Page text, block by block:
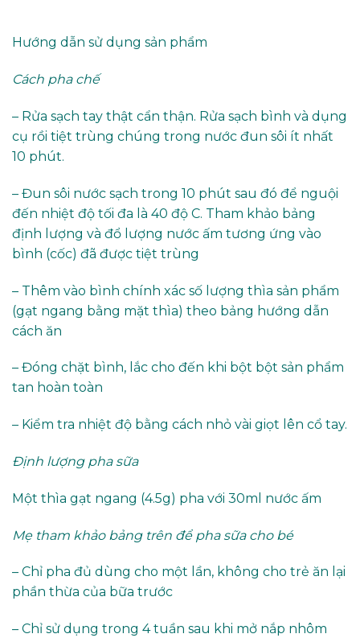
Hướng dẫn sử dụng sản phẩm
Cách pha chế
– Rửa sạch tay thật cẩn thận. Rửa sạch bình và dụng
cụ rồi tiệt trùng chúng trong nước đun sôi ít nhất
10 phút.
– Đun sôi nước sạch trong 10 phút sau đó để nguội
đến nhiệt độ tối đa là 40 độ C. Tham khảo bảng
định lượng và đổ lượng nước ấm tương ứng vào
bình (cốc) đã được tiệt trùng
– Thêm vào bình chính xác số lượng thìa sản phẩm
(gạt ngang bằng mặt thìa) theo bảng hướng dẫn
cách ăn
– Đóng chặt bình, lắc cho đến khi bột bột sản phẩm
tan hoàn toàn
– Kiểm tra nhiệt độ bằng cách nhỏ vài giọt lên cổ tay.
Định lượng pha sữa
Một thìa gạt ngang (4.5g) pha với 30ml nước ấm
Mẹ tham khảo bảng trên để pha sữa cho bé
– Chỉ pha đủ dùng cho một lần, không cho trẻ ăn lại
phần thừa của bữa trước
– Chỉ sử dụng trong 4 tuần sau khi mở nắp nhôm